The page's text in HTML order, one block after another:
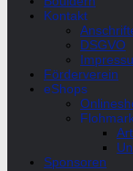
Kontakt
DSGVO
Förderverein
eShops
Sponsoren